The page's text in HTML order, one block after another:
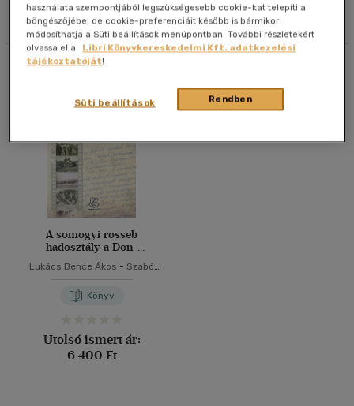
Szűrés Rendezés
Megjelenítés
20 db / oldal
Alkalmaz
A somogyi rosseb
hadosztály a Don-
kanyarban
Lukács Bence Ákos - Szabó
Könyv
Utolsó ismert ár:
6 400 Ft
használata szempontjából legszükségesebb cookie-kat telepíti a
böngészőjébe, de cookie-preferenciáit később is bármikor
módosíthatja a Süti beállítások menüpontban. További részletekért
olvassa el a
Libri Könyvkereskedelmi Kft. adatkezelési
tájékoztatóját!
Rendben
Süti beállítások